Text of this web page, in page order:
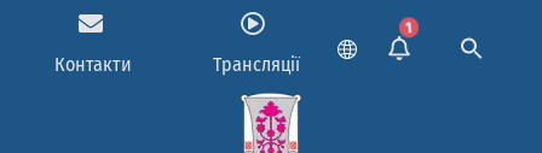
Контакти Трансляції
1